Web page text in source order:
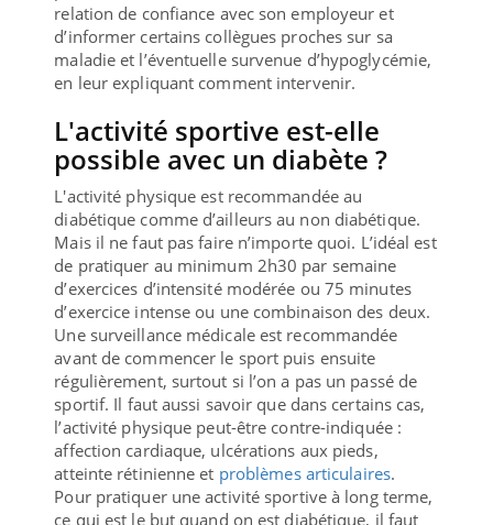
relation de confiance avec son employeur et
d’informer certains collègues proches sur sa
maladie et l’éventuelle survenue d’hypoglycémie,
en leur expliquant comment intervenir.
L'activité sportive est-elle
possible avec un diabète ?
L'activité physique est recommandée au
diabétique comme d’ailleurs au non diabétique.
Mais il ne faut pas faire n’importe quoi. L’idéal est
de pratiquer au minimum 2h30 par semaine
d’exercices d’intensité modérée ou 75 minutes
d’exercice intense ou une combinaison des deux.
Une surveillance médicale est recommandée
avant de commencer le sport puis ensuite
régulièrement, surtout si l’on a pas un passé de
sportif. Il faut aussi savoir que dans certains cas,
l’activité physique peut-être contre-indiquée :
affection cardiaque, ulcérations aux pieds,
atteinte rétinienne et problèmes articulaires.
Pour pratiquer une activité sportive à long terme,
ce qui est le but quand on est diabétique, il faut